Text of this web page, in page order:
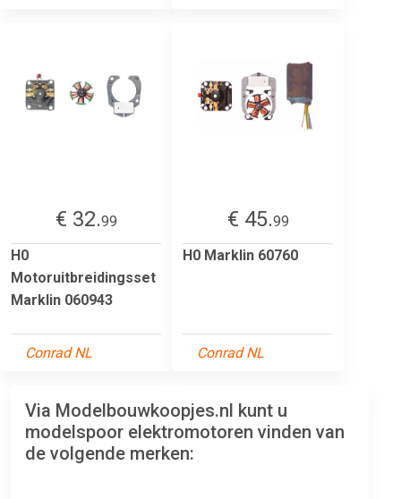
€ 32.99
H0
Motoruitbreidingsset
Marklin 060943
Conrad NL
€ 45.99
H0 Marklin 60760
Conrad NL
Via Modelbouwkoopjes.nl kunt u
modelspoor elektromotoren vinden van
de volgende merken: